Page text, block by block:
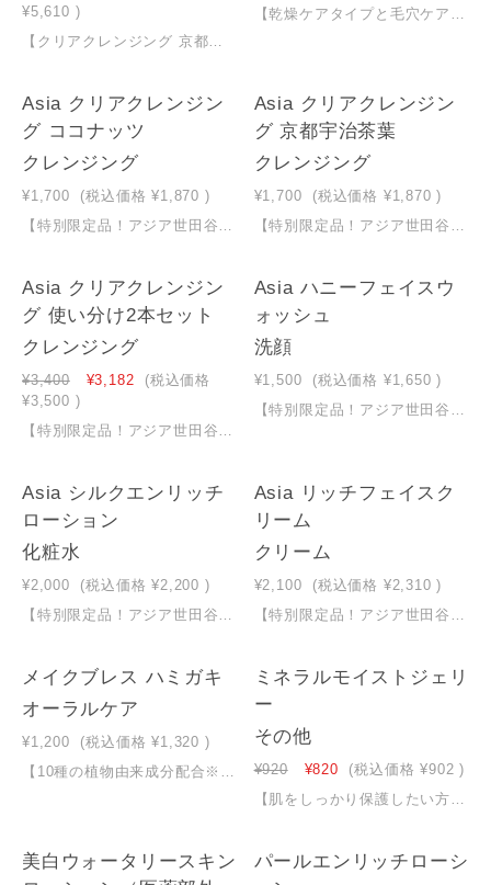
¥5,610 )
NEW
Asia クリアクレンジン
グ ココナッツ
クレンジング
¥1,700 (税込価格 ¥1,870 )
NEW
Asia クリアクレンジン
グ 京都宇治茶葉
クレンジング
¥1,700 (税込価格 ¥1,870 )
NEW
Asia クリアクレンジン
グ 使い分け2本セット
クレンジング
¥3,400 ¥3,182
(税込価格
¥3,500 )
NEW
Asia ハニーフェイスウ
ォッシュ
洗顔
¥1,500 (税込価格 ¥1,650 )
NEW
Asia シルクエンリッチ
ローション
化粧水
¥2,000 (税込価格 ¥2,200 )
NEW
Asia リッチフェイスク
リーム
クリーム
¥2,100 (税込価格 ¥2,310 )
メイクブレス ハミガキ
オーラルケア
¥1,200 (税込価格 ¥1,320 )
ミネラルモイストジェリ
ー
その他
¥920 ¥820 (税込価格 ¥902 )
美白ウォータリースキン
パールエンリッチローシ